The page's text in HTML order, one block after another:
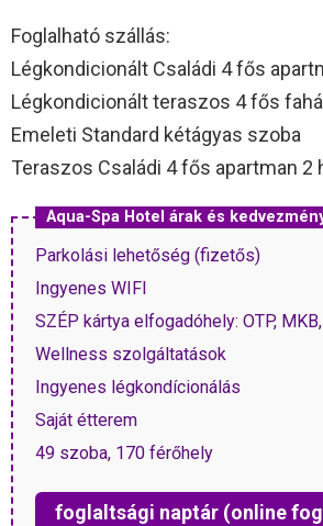
Foglalható szállás:
Légkondicionált Családi 4 fős
Légkondicionált teraszos 4 fős
Emeleti Standard kétágyas szoba
Teraszos Családi 4 fős apartman 2
Aqua-Spa Hotel árak és
Parkolási lehetőség (fizetős)
Ingyenes WIFI
SZÉP kártya elfogadóhely: OTP,
Wellness szolgáltatások
Ingyenes légkondícionálás
Saját étterem
49 szoba, 170 férőhely
foglaltsági naptár (online